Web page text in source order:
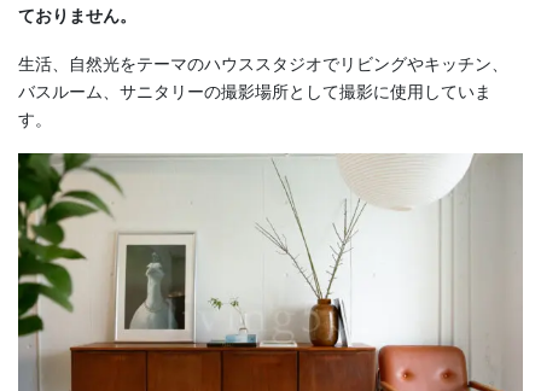
ておりません。
生活、自然光をテーマのハウススタジオでリビングやキッチン、
バスルーム、サニタリーの撮影場所として撮影に使用していま
す。